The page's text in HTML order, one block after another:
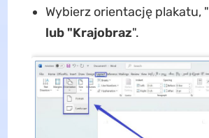
Wybierz orientację plakatu, "
lub "Krajobraz".